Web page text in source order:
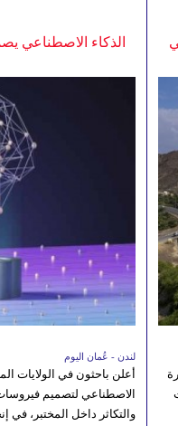
الذكاء الاصطناعي
لندن - عُمان اليوم
أعلن باحثون في الولايات
الاصطناعي لتصميم
والتكاثر داخل المختبر،